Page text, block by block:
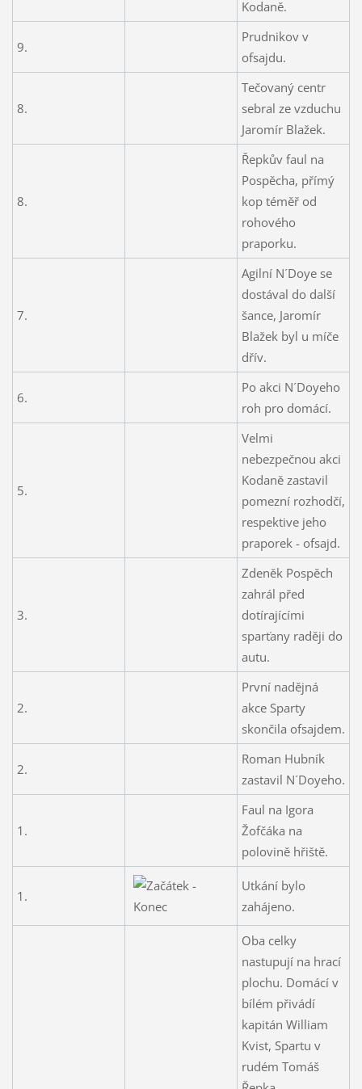
Kodaně.
9.
Prudnikov v
ofsajdu.
8.
Tečovaný centr
sebral ze vzduchu
Jaromír Blažek.
8.
Řepkův faul na
Pospěcha, přímý
kop téměř od
rohového
praporku.
7.
Agilní N´Doye se
dostával do další
šance, Jaromír
Blažek byl u míče
dřív.
6.
Po akci N´Doyeho
roh pro domácí.
5.
Velmi
nebezpečnou akci
Kodaně zastavil
pomezní rozhodčí,
respektive jeho
praporek - ofsajd.
3.
Zdeněk Pospěch
zahrál před
dotírajícími
sparťany raději do
autu.
2.
První nadějná
akce Sparty
skončila ofsajdem.
2.
Roman Hubník
zastavil N´Doyeho.
1.
Faul na Igora
Žofčáka na
polovině hřiště.
1.
Utkání bylo
zahájeno.
Oba celky
nastupují na hrací
plochu. Domácí v
bílém přivádí
kapitán William
Kvist, Spartu v
rudém Tomáš